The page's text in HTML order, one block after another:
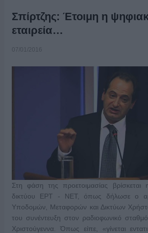
Σπίρτζης: Έτοιμη η
εταιρεία…
07/01/2016
Στη φάση της προετοιμασίας βρίσκεται
δικτύου ΕΡΤ - ΝΕΤ, όπως δήλωσε ο
Υποδομών, Μεταφορών και Δικτύων
του συνέντευξη στον ραδιοφωνικό
Χριστούγεννα. Όπως είπε, «γίνεται